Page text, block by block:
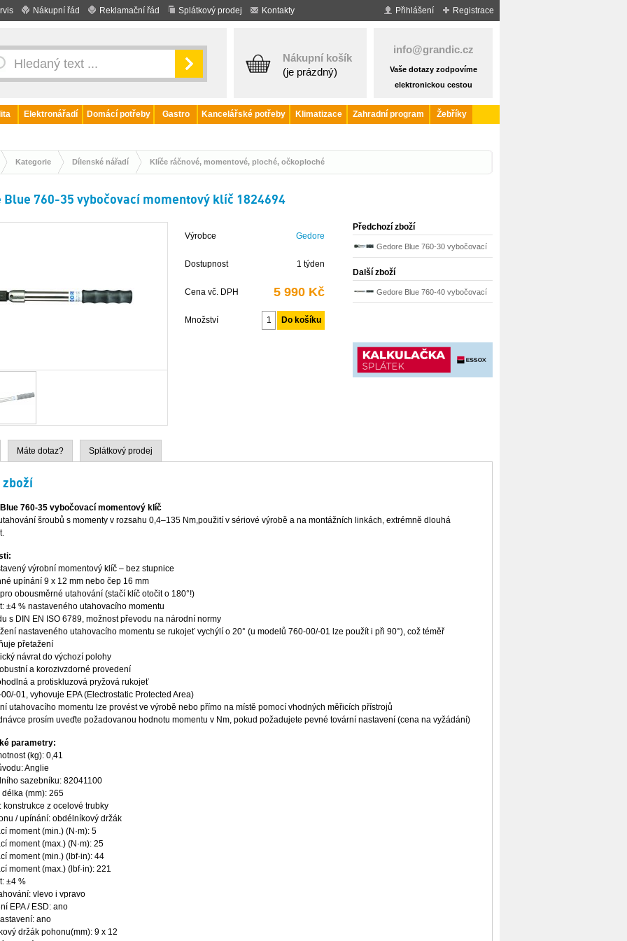
Nákupní řád Reklamační řád Splátkový prodej Kontakty Registrace
Přihlášení
Nákupní košík
(je prázdný)
info@grandic.cz
Vaše dotazy zodpovíme
elektronickou cestou
Elektronářadí Domácí potřeby Gastro Kancelářské potřeby Klimatizace Zahradní program
Žebříky
Kategorie Dílenské nářadí Klíče ráčnové, momentové, ploché, očkoploché
Blue 760-35 vybočovací momentový klíč 1824694
Výrobce Gedore
Dostupnost 1 týden
Cena vč. DPH 5 990 Kč
Množství
Předchozí zboží
Gedore Blue 760-30 vybočovací
momentový klíč 1824686
Další zboží
Gedore Blue 760-40 vybočovací
Máte dotaz? Splátkový prodej
zboží
760-35 vybočovací momentový klíč
šroubů s momenty v rozsahu 0,4–135 Nm,použití v sériové výrobě a na montážních linkách, extrémně dlouhá
výrobní momentový klíč – bez stupnice
upínání 9 x 12 mm nebo čep 16 mm
obousměrné utahování (stačí klíč otočit o 180°!)
±4 % nastaveného utahovacího momentu
s DIN EN ISO 6789, možnost převodu na národní normy
nastaveného utahovacího momentu se rukojeť vychýlí o 20° (u modelů 760-00/-01 lze použít i při 90°), což téměř
přetažení
návrat do výchozí polohy
a korozivzdorné provedení
a protiskluzová pryžová rukojeť
01, vyhovuje EPA (Electrostatic Protected Area)
utahovacího momentu lze provést ve výrobě nebo přímo na místě pomocí vhodných měřicích přístrojů
prosím uveďte požadovanou hodnotu momentu v Nm, pokud požadujete pevné tovární nastavení (cena na vyžádání)
parametry:
(kg): 0,41
Anglie
sazebníku: 82041100
(mm): 265
konstrukce z ocelové trubky
/ upínání: obdélníkový držák
moment (min.) (N·m): 5
moment (max.) (N·m): 25
moment (min.) (lbf·in): 44
moment (max.) (lbf·in): 221
±4 %
vlevo i vpravo
EPA / ESD: ano
ano
držák pohonu(mm): 9 x 12